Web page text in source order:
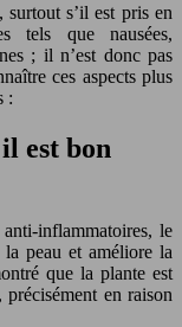
s’il est pris en
tels que nausées,
; il n’est donc pas
ces aspects plus
:
est bon
inflammatoires, le
peau et améliore la
que la plante est
précisément en raison